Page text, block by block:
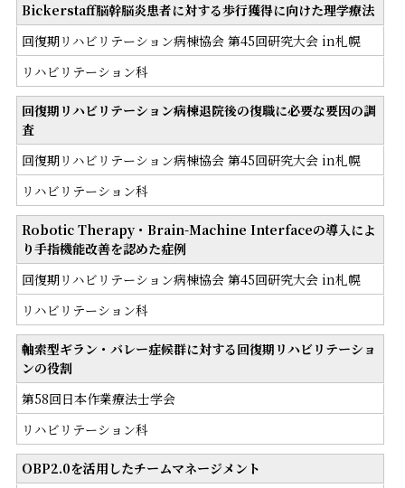
Bickerstaff脳幹脳炎患者に対する歩行獲得に向けた理学療法
回復期リハビリテーション病棟協会 第45回研究大会 in札幌
リハビリテーション科
回復期リハビリテーション病棟退院後の復職に必要な要因の調
査
回復期リハビリテーション病棟協会 第45回研究大会 in札幌
リハビリテーション科
Robotic Therapy・Brain-Machine Interfaceの導入によ
り手指機能改善を認めた症例
回復期リハビリテーション病棟協会 第45回研究大会 in札幌
リハビリテーション科
軸索型ギラン・バレー症候群に対する回復期リハビリテーショ
ンの役割
第58回日本作業療法士学会
リハビリテーション科
OBP2.0を活用したチームマネージメント